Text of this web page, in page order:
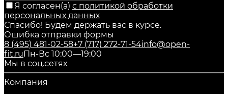
Я согласен(a) с политикой обработки
персональных данных
Спасибо! Будем держать вас в курсе.
Ошибка отправки формы
8 (495) 481-02-58+7 (717) 272-71-54info@open-
fit.ruПн-Вс 10:00—19:00
Мы в соц.сетях
Компания